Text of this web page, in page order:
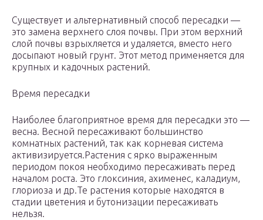
Существует и альтернативный способ пересадки —
это замена верхнего слоя почвы. При этом верхний
слой почвы взрыхляется и удаляется, вместо него
досыпают новый грунт. Этот метод применяется для
крупных и кадочных растений.
Время пересадки
Наиболее благоприятное время для пересадки это —
весна. Весной пересаживают большинство
комнатных растений, так как корневая система
активизируется.Растения с ярко выраженным
периодом покоя необходимо пересаживать перед
началом роста. Это глоксиния, ахименес, каладиум,
глориоза и др.Те растения которые находятся в
стадии цветения и бутонизации пересаживать
нельзя.